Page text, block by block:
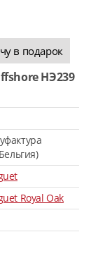
в подарок
HЭ239
Royal Oak